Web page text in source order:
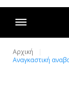
Αρχική
Αναγκαστική